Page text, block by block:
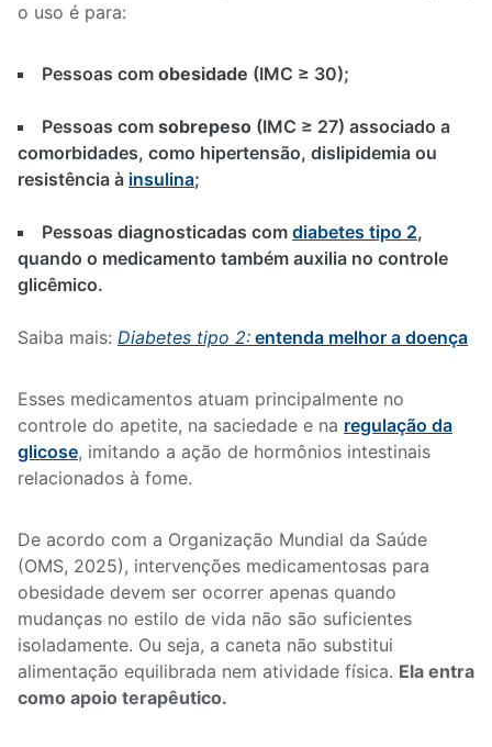
o uso é para:
Pessoas com obesidade (IMC ≥ 30);
Pessoas com sobrepeso (IMC ≥ 27) associado a
comorbidades, como hipertensão, dislipidemia ou
resistência à insulina;
Pessoas diagnosticadas com diabetes tipo 2,
quando o medicamento também auxilia no controle
glicêmico.
Saiba mais: Diabetes tipo 2: entenda melhor a doença
Esses medicamentos atuam principalmente no
controle do apetite, na saciedade e na regulação da
glicose, imitando a ação de hormônios intestinais
relacionados à fome.
De acordo com a Organização Mundial da Saúde
(OMS, 2025), intervenções medicamentosas para
obesidade devem ser ocorrer apenas quando
mudanças no estilo de vida não são suficientes
isoladamente. Ou seja, a caneta não substitui
alimentação equilibrada nem atividade física. Ela entra
como apoio terapêutico.